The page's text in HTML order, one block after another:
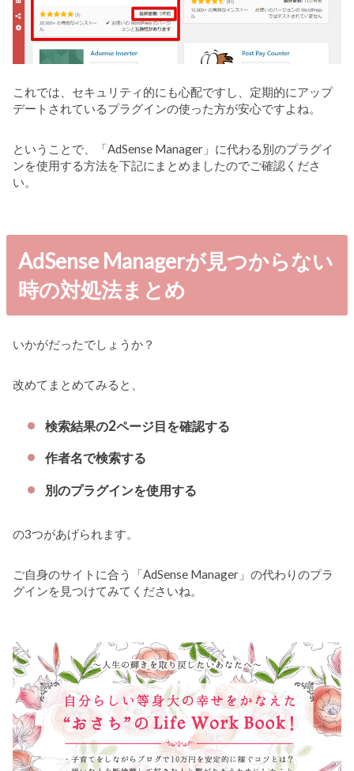
これでは、セキュリティ的にも心配ですし、定期的にアップ
デートされているプラグインの使った方が安心ですよね。
ということで、「AdSense Manager」に代わる別のプラグイ
ンを使用する方法を下記にまとめましたのでご確認くださ
い。
AdSense Managerが見つからない
時の対処法まとめ
いかがだったでしょうか？
改めてまとめてみると、
検索結果の2ページ目を確認する
作者名で検索する
別のプラグインを使用する
の3つがあげられます。
ご自身のサイトに合う「AdSense Manager」の代わりのプラ
グインを見つけてみてくださいね。